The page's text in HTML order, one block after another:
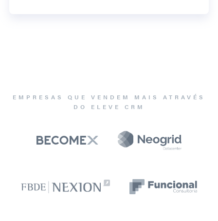
EMPRESAS QUE VENDEM MAIS ATRAVÉS
DO ELEVE CRM